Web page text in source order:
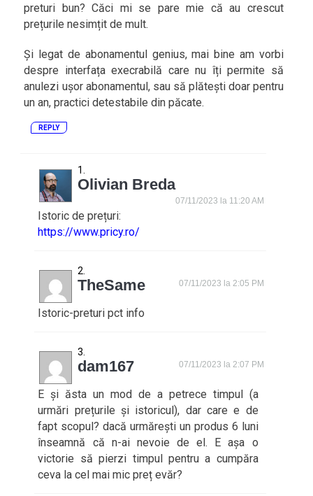
preturi bun? Căci mi se pare mie că au crescut
prețurile nesimțit de mult.
Și legat de abonamentul genius, mai bine am vorbi
despre interfața execrabilă care nu îți permite să
anulezi ușor abonamentul, sau să plătești doar pentru
un an, practici detestabile din păcate.
REPLY
Olivian Breda
07/11/2023 la 11:20 AM
Istoric de prețuri:
https://www.pricy.ro/
TheSame 07/11/2023 la 2:05 PM
Istoric-preturi pct info
dam167 07/11/2023 la 2:07 PM
E și ăsta un mod de a petrece timpul (a
urmări prețurile și istoricul), dar care e de
fapt scopul? dacă urmărești un produs 6 luni
înseamnă că n-ai nevoie de el. E așa o
victorie să pierzi timpul pentru a cumpăra
ceva la cel mai mic preț evăr?